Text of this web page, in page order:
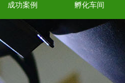
成功案例 孵化车间